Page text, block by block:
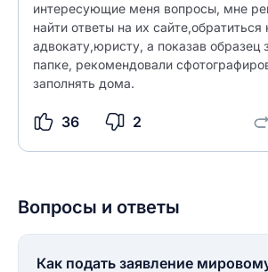
интересующие меня вопросы, мне
найти ответы на их сайте,обратиться
адвокату,юристу, а показав образец
папке, рекомендовали
заполнять дома.
36 2
Вопросы и ответы
Как подать заявление